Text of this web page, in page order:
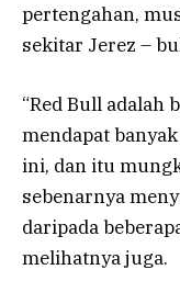
pertengahan,
sekitar Jerez –
“Red Bull adalah
mendapat
ini, dan itu
sebenarnya
daripada
melihatnya juga.